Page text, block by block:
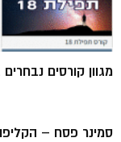
מגוון קורסים
סמינר פסח –